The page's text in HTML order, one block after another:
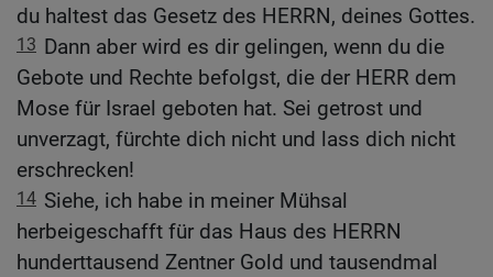
du haltest das Gesetz des HERRN, deines Gottes.
13 Dann aber wird es dir gelingen, wenn du die
Gebote und Rechte befolgst, die der HERR dem
Mose für Israel geboten hat. Sei getrost und
unverzagt, fürchte dich nicht und lass dich nicht
erschrecken!
14 Siehe, ich habe in meiner Mühsal
herbeigeschafft für das Haus des HERRN
hunderttausend Zentner Gold und tausendmal